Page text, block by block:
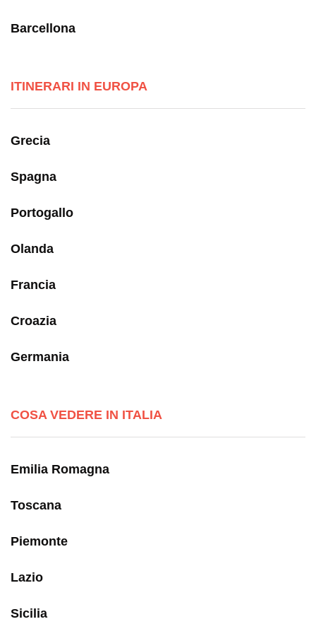
Barcellona
ITINERARI IN EUROPA
Grecia
Spagna
Portogallo
Olanda
Francia
Croazia
Germania
COSA VEDERE IN ITALIA
Emilia Romagna
Toscana
Piemonte
Lazio
Sicilia